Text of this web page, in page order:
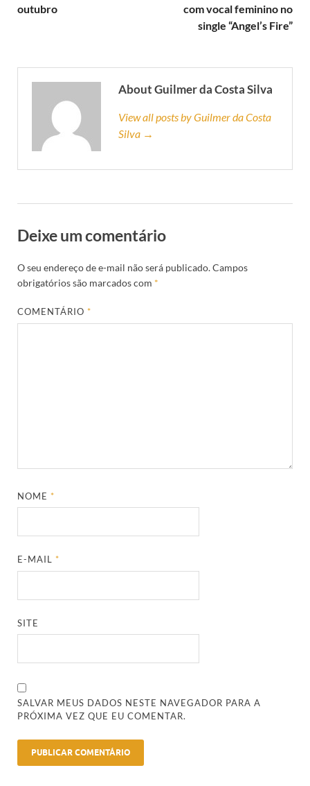
outubro
com vocal feminino no
single “Angel’s Fire”
About Guilmer da Costa Silva
View all posts by Guilmer da Costa
Silva →
Deixe um comentário
O seu endereço de e-mail não será publicado.Campos
obrigatórios são marcados com *
COMENTÁRIO*
NOME*
E-MAIL*
SITE
SALVAR MEUS DADOS NESTE NAVEGADOR PARA A
PRÓXIMA VEZ QUE EU COMENTAR.